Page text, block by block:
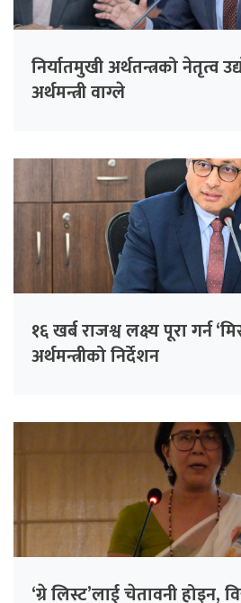
निर्यातमुखी अर्थतन्त्रको नेतृत्व
अर्थमन्त्री वाग्ले
१६ खर्ब राजश्व लक्ष्य पूरा गर्न
अर्थमन्त्रीको निर्देशन
‘ग्रे लिस्ट’लाई चेतावनी होइन,